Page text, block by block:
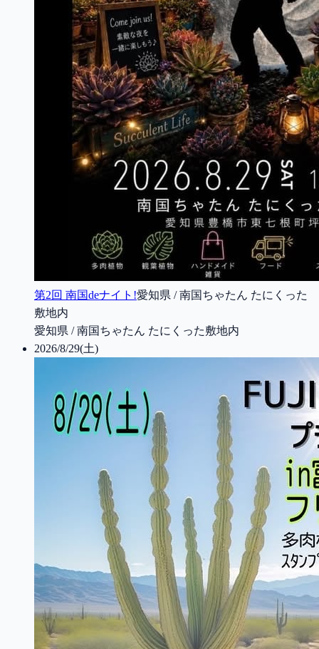
第2回 南国deナイト!愛知県 / 南国ちゃたん たにくった
敷地内
愛知県 / 南国ちゃたん たにくった敷地内
2026/8/29(土)